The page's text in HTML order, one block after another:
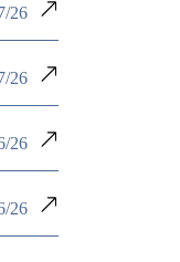
26
26
26
26